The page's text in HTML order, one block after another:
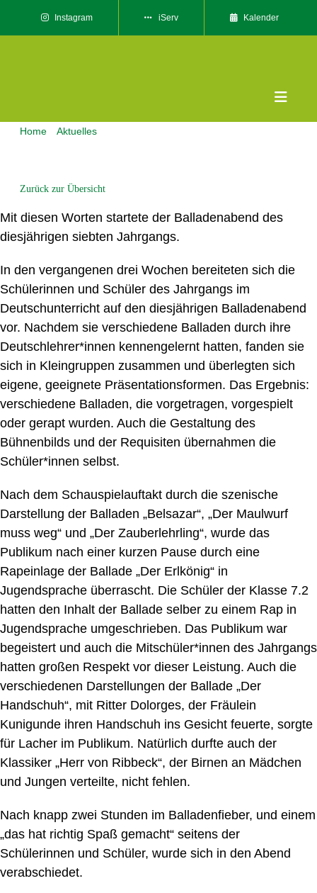
Instagram iServ Kalender
Toggle
Home
Aktuelles
Zurück zur Übersicht
Mit diesen Worten startete der Balladenabend des
diesjährigen siebten Jahrgangs.
In den vergangenen drei Wochen bereiteten sich die
Schülerinnen und Schüler des Jahrgangs im
Deutschunterricht auf den diesjährigen Balladenabend
vor. Nachdem sie verschiedene Balladen durch ihre
Deutschlehrer*innen kennengelernt hatten, fanden sie
sich in Kleingruppen zusammen und überlegten sich
eigene, geeignete Präsentationsformen. Das Ergebnis:
verschiedene Balladen, die vorgetragen, vorgespielt
oder gerapt wurden. Auch die Gestaltung des
Bühnenbilds und der Requisiten übernahmen die
Schüler*innen selbst.
Nach dem Schauspielauftakt durch die szenische
Darstellung der Balladen „Belsazar“, „Der Maulwurf
muss weg“ und „Der Zauberlehrling“, wurde das
Publikum nach einer kurzen Pause durch eine
Rapeinlage der Ballade „Der Erlkönig“ in
Jugendsprache überrascht. Die Schüler der Klasse 7.2
hatten den Inhalt der Ballade selber zu einem Rap in
Jugendsprache umgeschrieben. Das Publikum war
begeistert und auch die Mitschüler*innen des Jahrgangs
hatten großen Respekt vor dieser Leistung. Auch die
verschiedenen Darstellungen der Ballade „Der
Handschuh“, mit Ritter Dolorges, der Fräulein
Kunigunde ihren Handschuh ins Gesicht feuerte, sorgte
für Lacher im Publikum. Natürlich durfte auch der
Klassiker „Herr von Ribbeck“, der Birnen an Mädchen
und Jungen verteilte, nicht fehlen.
Nach knapp zwei Stunden im Balladenfieber, und einem
„das hat richtig Spaß gemacht“ seitens der
Schülerinnen und Schüler, wurde sich in den Abend
verabschiedet.